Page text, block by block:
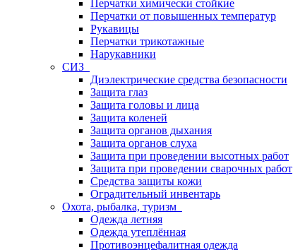
Перчатки химически стойкие
Перчатки от повышенных температур
Рукавицы
Перчатки трикотажные
Нарукавники
СИЗ
Диэлектрические средства безопасности
Защита глаз
Защита головы и лица
Защита коленей
Защита органов дыхания
Защита органов слуха
Защита при проведении высотных работ
Защита при проведении сварочных работ
Средства защиты кожи
Оградительный инвентарь
Охота, рыбалка, туризм
Одежда летняя
Одежда утеплённая
Противоэнцефалитная одежда